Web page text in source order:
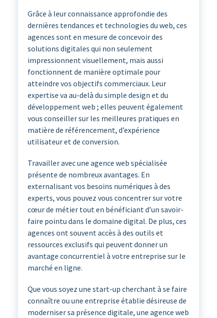
Grâce à leur connaissance approfondie des
dernières tendances et technologies du web, ces
agences sont en mesure de concevoir des
solutions digitales qui non seulement
impressionnent visuellement, mais aussi
fonctionnent de manière optimale pour
atteindre vos objectifs commerciaux. Leur
expertise va au-delà du simple design et du
développement web ; elles peuvent également
vous conseiller sur les meilleures pratiques en
matière de référencement, d’expérience
utilisateur et de conversion.
Travailler avec une agence web spécialisée
présente de nombreux avantages. En
externalisant vos besoins numériques à des
experts, vous pouvez vous concentrer sur votre
cœur de métier tout en bénéficiant d’un savoir-
faire pointu dans le domaine digital. De plus, ces
agences ont souvent accès à des outils et
ressources exclusifs qui peuvent donner un
avantage concurrentiel à votre entreprise sur le
marché en ligne.
Que vous soyez une start-up cherchant à se faire
connaître ou une entreprise établie désireuse de
moderniser sa présence digitale, une agence web